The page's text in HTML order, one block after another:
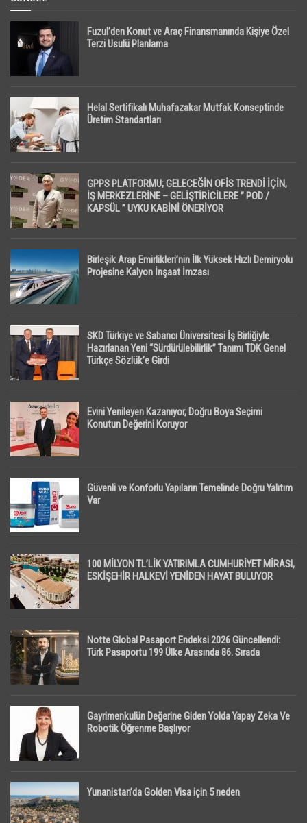
Fuzul’den Konut ve Araç Finansmanında Kişiye Özel
Terzi Usulü Planlama
Helal Sertifikalı Muhafazakar Mutfak Konseptinde
Üretim Standartları
GPPS PLATFORMU; GELECEĞİN OFİS TRENDİ İÇİN,
İŞ MERKEZLERİNE – GELİŞTİRİCİLERE ” POD /
KAPSÜL ” UYKU KABİNİ ÖNERİYOR
Birleşik Arap Emirlikleri’nin İlk Yüksek Hızlı Demiryolu
Projesine Kalyon İnşaat İmzası
SKD Türkiye ve Sabancı Üniversitesi İş Birliğiyle
Hazırlanan Yeni “Sürdürülebilirlik” Tanımı TDK Genel
Türkçe Sözlük’e Girdi
Evini Yenileyen Kazanıyor, Doğru Boya Seçimi
Konutun Değerini Koruyor
Güvenli ve Konforlu Yapıların Temelinde Doğru Yalıtım
Var
100 MİLYON TL’LİK YATIRIMLA CUMHURİYET MİRASI,
ESKİŞEHİR HALKEVİ YENİDEN HAYAT BULUYOR
Notte Global Pasaport Endeksi 2026 Güncellendi:
Türk Pasaportu 199 Ülke Arasında 86. Sırada
Gayrimenkulün Değerine Giden Yolda Yapay Zeka Ve
Robotik Öğrenme Başlıyor
Yunanistan’da Golden Visa için 5 neden